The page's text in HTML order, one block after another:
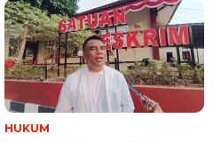
HUKUM